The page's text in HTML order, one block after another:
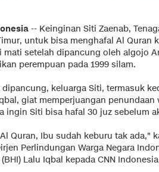
-- Keinginan Siti Zaenab,
untuk bisa menghafal Al Quran
mati setelah dipancung oleh algojo
perempuan pada 1999 silam.
keluarga Siti, termasuk
giat memperjuangan
ingin Siti bisa hafal 30 juz sebelum
Quran, Ibu sudah keburu tak ada,"
Perlindungan Warga Negara
Lalu Iqbal kepada CNN